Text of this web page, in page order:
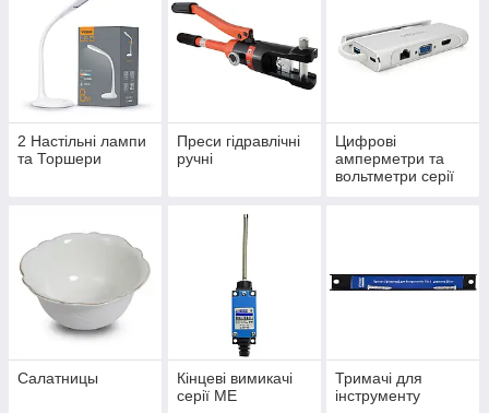
2 Настільні лампи
та Торшери
Преси гідравлічні
ручні
Цифрові
амперметри та
вольтметри серії
Салатницы
Кінцеві вимикачі
серії МЕ
Тримачі для
інструменту